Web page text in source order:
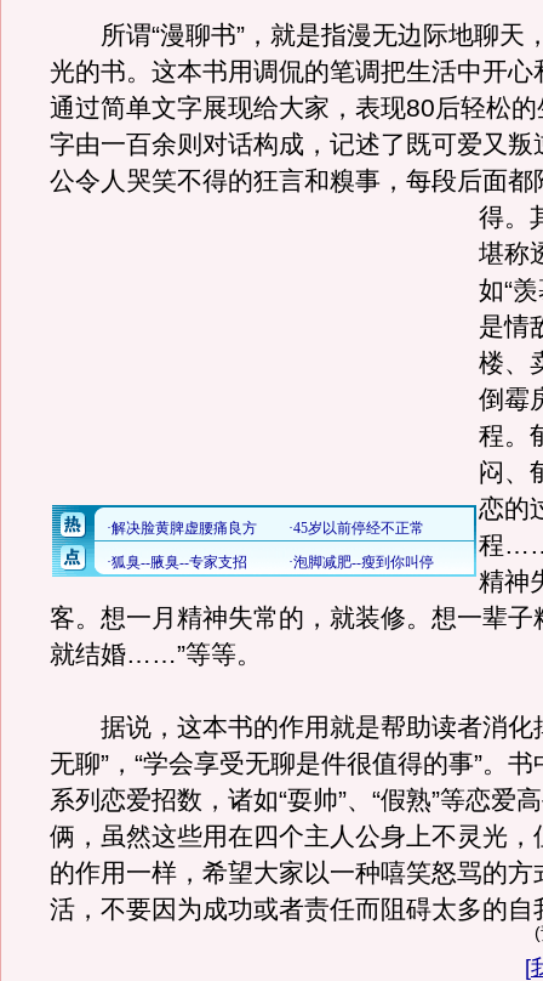
所谓“漫聊书”，就是指漫无边际地聊天
光的书。这本书用调侃的笔调把生活中开心
通过简单文字展现给大家，表现80后轻松
字由一百余则对话构成，记述了既可爱又叛
公令人哭笑不得的狂言和糗事，每段后面都
得。
堪称
如“
是情
楼、
倒霉
程。
闷、
恋的
程
精神
客。想一月精神失常的，就装修。想一辈子
就结婚……”等等。
据说，这本书的作用就是帮助读者消化
无聊”，“学会享受无聊是件很值得的事”。
系列恋爱招数，诸如“耍帅”、“假熟”等恋爱
俩，虽然这些用在四个主人公身上不灵光，
的作用一样，希望大家以一种嘻笑怒骂的方
活，不要因为成功或者责任而阻碍太多的自
[